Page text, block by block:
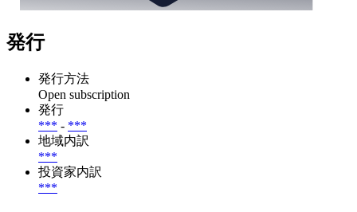
発行
発行方法
Open subscription
発行
*** - ***
地域内訳
***
投資家内訳
***